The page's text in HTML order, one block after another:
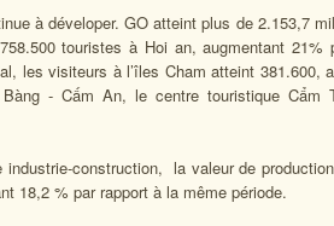
à déveloper. GO atteint plus de 2.153,7
touristes à Hoi an, augmentant 21%
les visiteurs à l’îles Cham atteint
- Cấm An, le centre touristique Cẩm
industrie-construction, la valeur de
18,2 % par rapport à la même période.